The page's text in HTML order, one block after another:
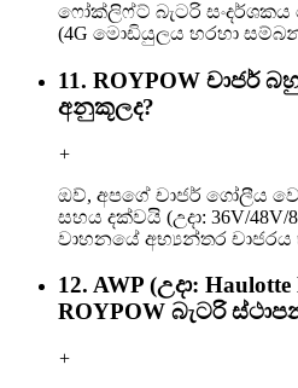
ෆෝක්ලිෆ්ට් බැටරි සංදර්ශකය
(4G මොඩියුලය හරහා
11. ROYPOW චාජර්
අනුකූලද?
+
ඔව්, අපගේ චාජර් ගෝලීය
සහය දක්වයි (උදා: 36V/
වාහනයේ අභ්‍යන්තර චාජරය
12. AWP (උදා:
ROYPOW බැටරි
+